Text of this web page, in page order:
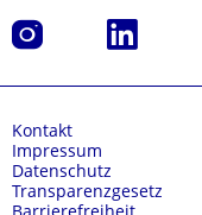
Instagram LinkedIn
Kontakt
Impressum
Datenschutz
Transparenzgesetz